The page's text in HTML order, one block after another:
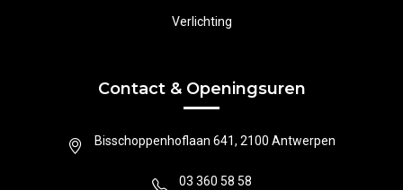
Verlichting
Contact & Openingsuren
Bisschoppenhoflaan 641, 2100 Antwerpen
03 360 58 58